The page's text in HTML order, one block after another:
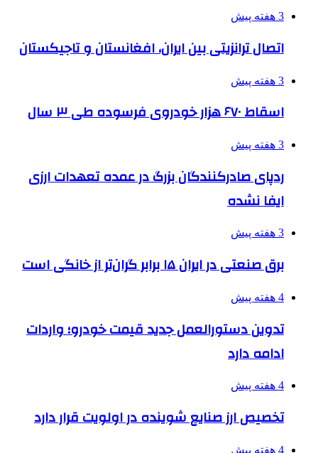
3 هفته پیش
اتصال ترانزیتی بین ایران، افغانستان و تاجیکستان
3 هفته پیش
اسقاط ۶۷۰ هزار خودروی فرسوده طی ۳ سال
3 هفته پیش
ردپای صادرکنندگان بزرگ در عمده تعهدات ارزی
ایفا نشده
3 هفته پیش
برق صنعتی در ایران ۱۵ برابر گران‌تر از خانگی است
4 هفته پیش
تدوین دستورالعمل جدید قیمت خودرو؛ واردات
ادامه دارد
4 هفته پیش
تخصیص ارز صنایع شوینده در اولویت قرار دارد
4 هفته پیش